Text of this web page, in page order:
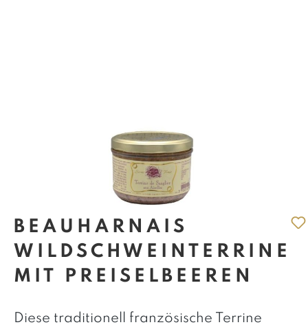
BEAUHARNAIS
WILDSCHWEINTERRINE
MIT PREISELBEEREN
Diese traditionell französische Terrine